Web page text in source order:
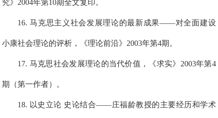
究》2004年第10期全文复印。
16.马克思主义社会发展理论的最新成果——对全面建设
小康社会理论的评析，《理论前沿》2003年第4期。
1 7. 马克思社会发展理论的当代价值，《求实》2003年第4
期（第一作者）。
18. 以史立论 史论结合——庄福龄教授的主要经历和学术